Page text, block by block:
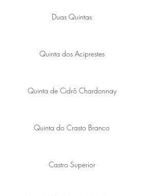
Duas Quintas
Quinta dos Aciprestes
Quinta de Cidrô Chardonnay
Quinta do Crasto Branco
Castro Superior